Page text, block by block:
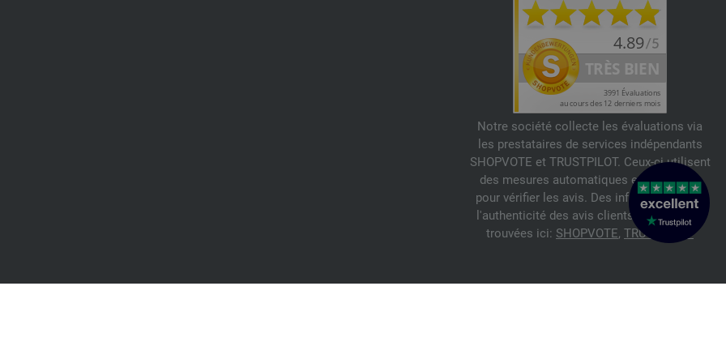
Notre société collecte les évaluations via
les prestataires de services indépendants
SHOPVOTE et TRUSTPILOT. Ceux-ci utilisent
des mesures automatiques et manuelles
pour vérifier les avis. Des informations sur
l'authenticité des avis clients peuvent être
trouvées ici: SHOPVOTE, TRUSTPILOT